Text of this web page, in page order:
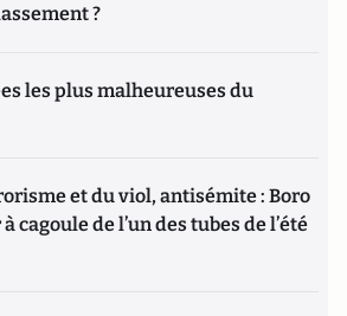
?
les plus malheureuses du
et du viol, antisémite : Boro
cagoule de l’un des tubes de l’été